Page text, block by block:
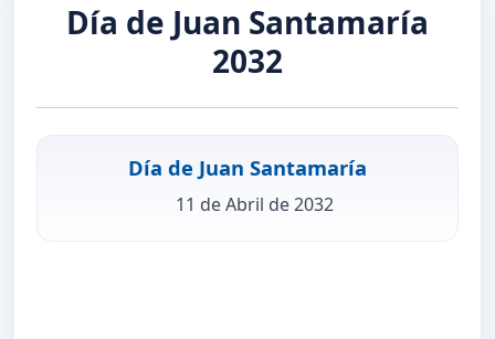
Día de Juan Santamaría
2032
Día de Juan Santamaría
11 de Abril de 2032